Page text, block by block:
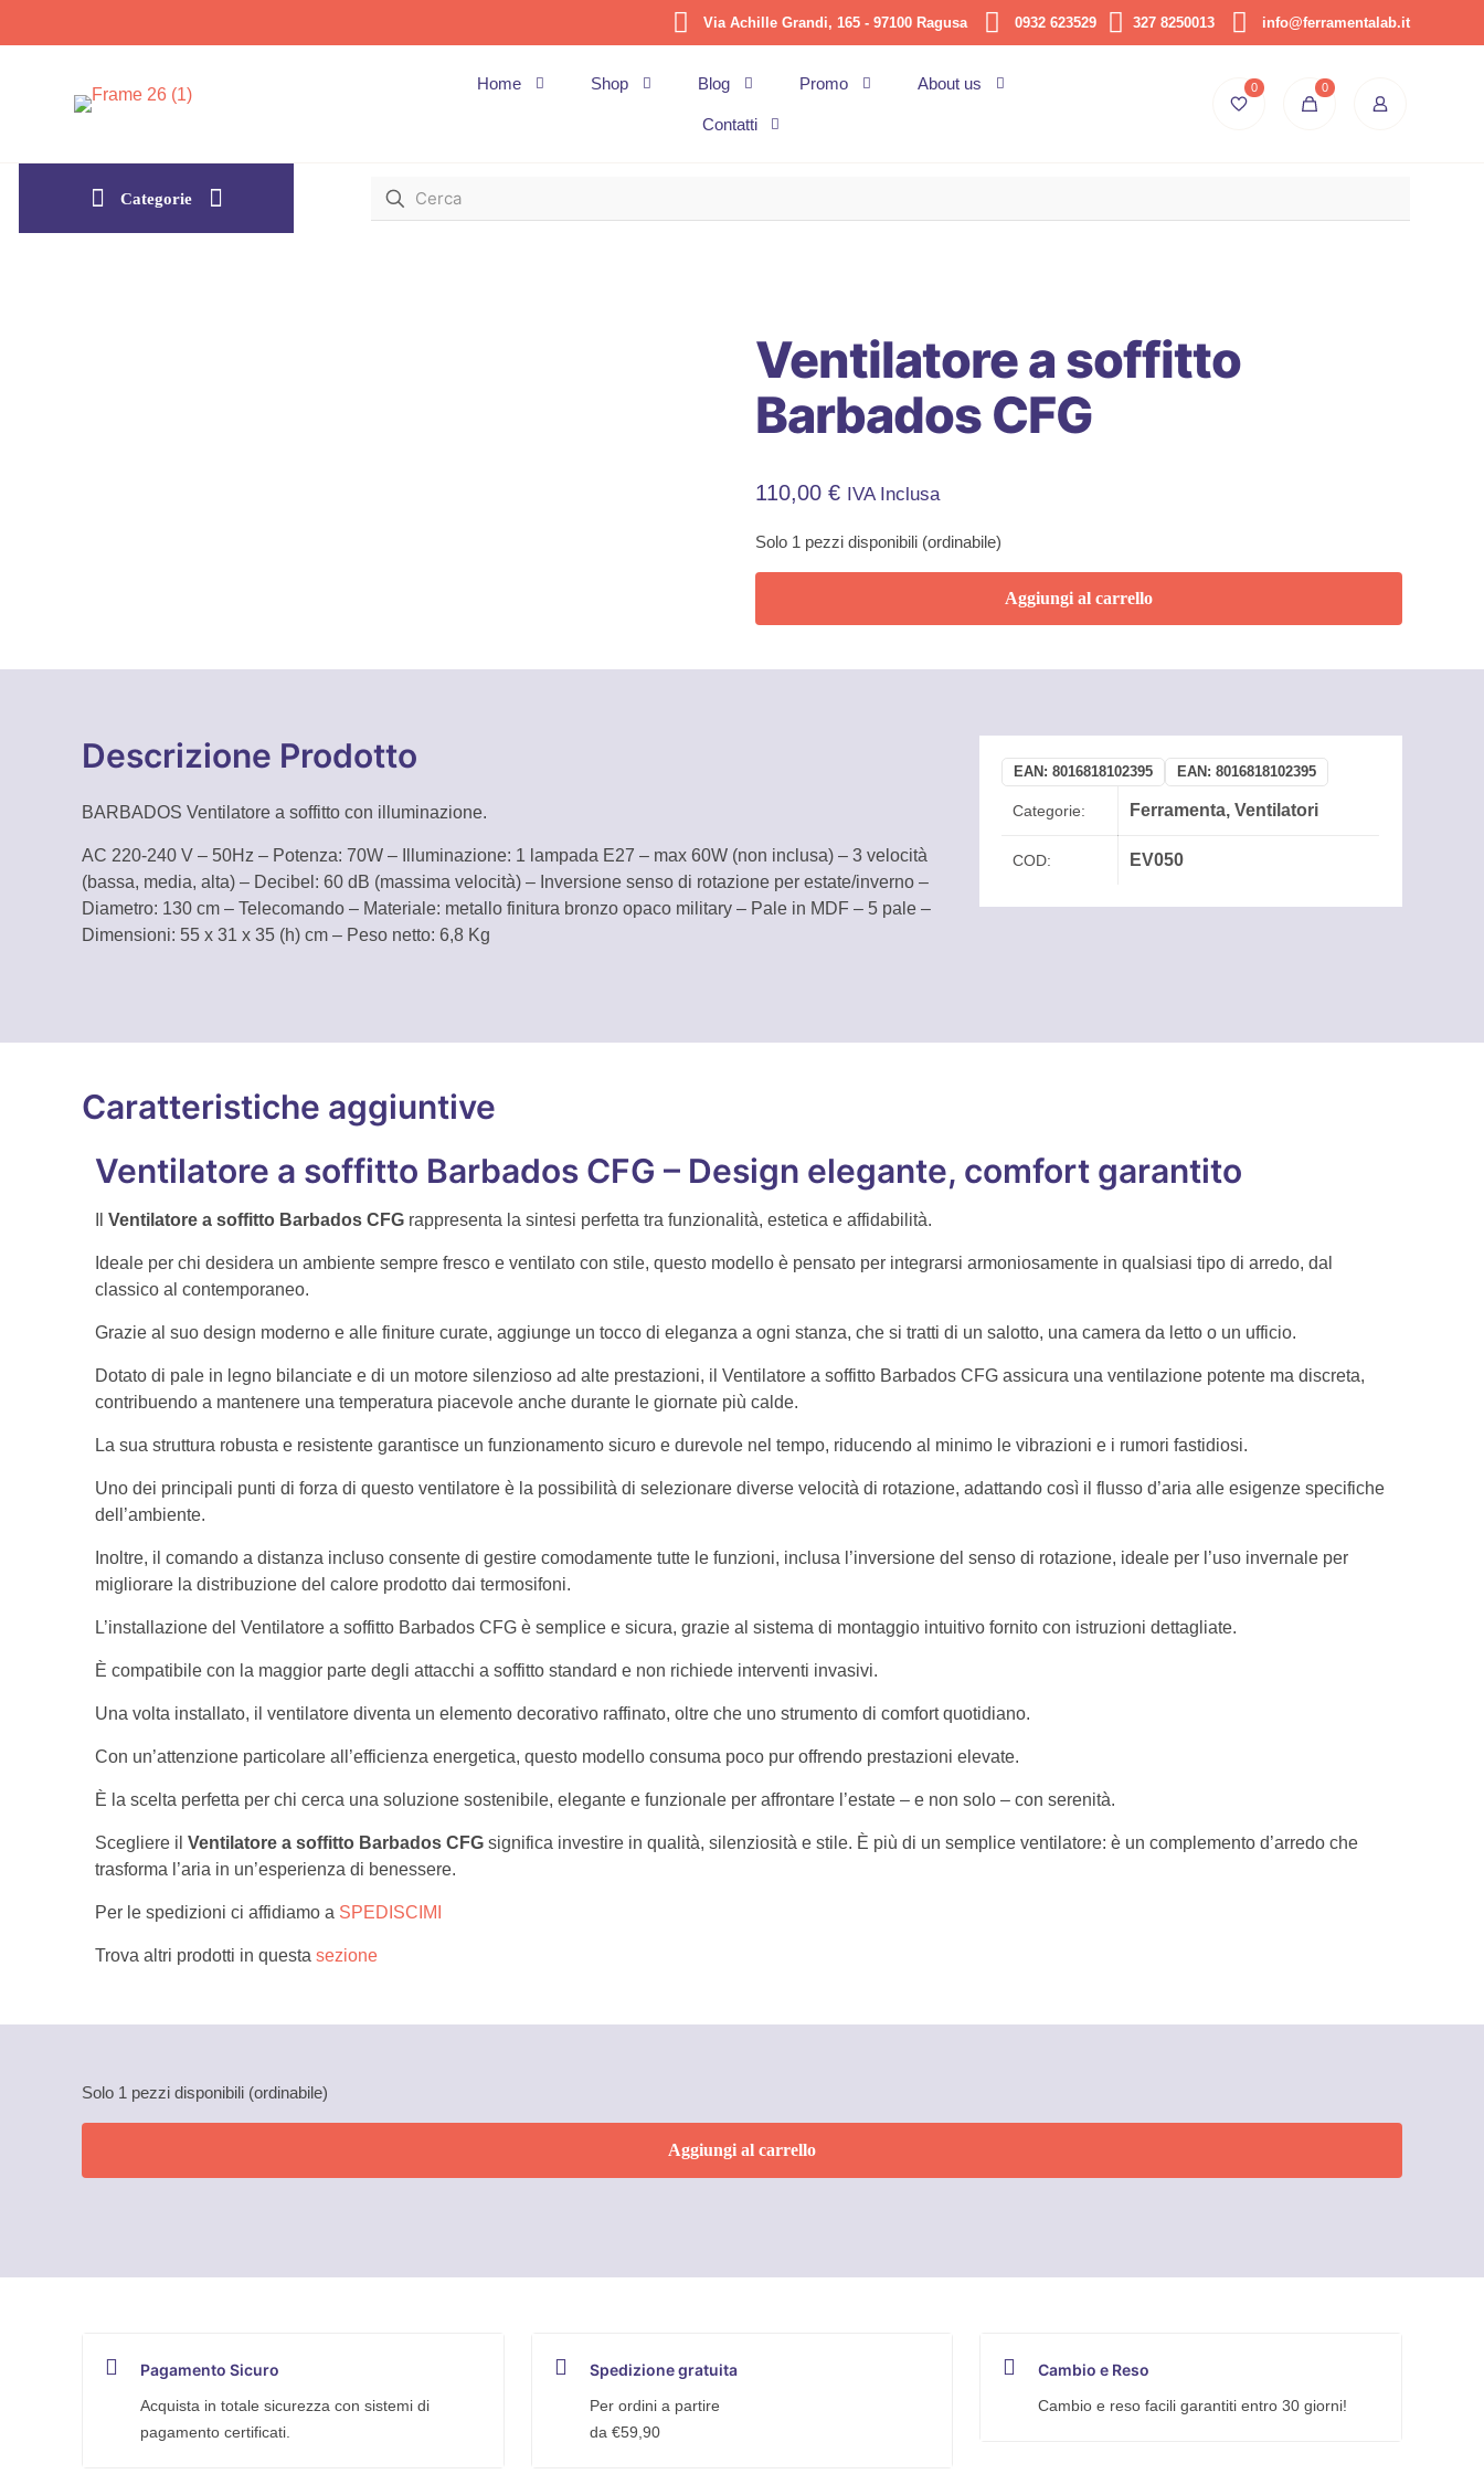
Via Achille Grandi, 165 - 97100 Ragusa 0932 623529 327 8250013 info@ferramentalab.it
Home Shop Blog Promo About us
Contatti
0 0
Categorie
Ventilatore a soffitto
Barbados CFG
110,00 € IVA Inclusa
Solo 1 pezzi disponibili (ordinabile)
Aggiungi al carrello
Descrizione Prodotto
BARBADOS Ventilatore a soffitto con illuminazione.
AC 220-240 V – 50Hz – Potenza: 70W – Illuminazione: 1 lampada E27 – max 60W (non inclusa) – 3 velocità
(bassa, media, alta) – Decibel: 60 dB (massima velocità) – Inversione senso di rotazione per estate/inverno –
Diametro: 130 cm – Telecomando – Materiale: metallo finitura bronzo opaco military – Pale in MDF – 5 pale –
Dimensioni: 55 x 31 x 35 (h) cm – Peso netto: 6,8 Kg
EAN:8016818102395 EAN:8016818102395
Categorie: Ferramenta,Ventilatori
COD: EV050
Caratteristiche aggiuntive
Ventilatore a soffitto Barbados CFG – Design elegante, comfort garantito
Ventilatore a soffitto Barbados CFGrappresenta la sintesi perfetta tra funzionalità, estetica e affidabilità.
Ideale per chi desidera un ambiente sempre fresco e ventilato con stile, questo modello è pensato per integrarsi armoniosamente in qualsiasi tipo di arredo, dal
classico al contemporaneo.
Grazie al suo design moderno e alle finiture curate, aggiunge un tocco di eleganza a ogni stanza, che si tratti di un salotto, una camera da letto o un ufficio.
Dotato di pale in legno bilanciate e di un motore silenzioso ad alte prestazioni, il Ventilatore a soffitto Barbados CFG assicura una ventilazione potente ma discreta,
contribuendo a mantenere una temperatura piacevole anche durante le giornate più calde.
La sua struttura robusta e resistente garantisce un funzionamento sicuro e durevole nel tempo, riducendo al minimo le vibrazioni e i rumori fastidiosi.
Uno dei principali punti di forza di questo ventilatore è la possibilità di selezionare diverse velocità di rotazione, adattando così il flusso d’aria alle esigenze specifiche
dell’ambiente.
Inoltre, il comando a distanza incluso consente di gestire comodamente tutte le funzioni, inclusa l’inversione del senso di rotazione, ideale per l’uso invernale per
migliorare la distribuzione del calore prodotto dai termosifoni.
L’installazione del Ventilatore a soffitto Barbados CFG è semplice e sicura, grazie al sistema di montaggio intuitivo fornito con istruzioni dettagliate.
È compatibile con la maggior parte degli attacchi a soffitto standard e non richiede interventi invasivi.
Una volta installato, il ventilatore diventa un elemento decorativo raffinato, oltre che uno strumento di comfort quotidiano.
Con un’attenzione particolare all’efficienza energetica, questo modello consuma poco pur offrendo prestazioni elevate.
È la scelta perfetta per chi cerca una soluzione sostenibile, elegante e funzionale per affrontare l’estate – e non solo – con serenità.
Scegliere il Ventilatore a soffitto Barbados CFGsignifica investire in qualità, silenziosità e stile. È più di un semplice ventilatore: è un complemento d’arredo che
trasforma l’aria in un’esperienza di benessere.
Per le spedizioni ci affidiamo a SPEDISCIMI
Trova altri prodotti in questa sezione
Solo 1 pezzi disponibili (ordinabile)
Aggiungi al carrello
Pagamento Sicuro
Acquista in totale sicurezza con sistemi di
pagamento certificati.
Spedizione gratuita
Per ordini a partire
da €59,90
Cambio e Reso
Cambio e reso facili garantiti entro 30 giorni!